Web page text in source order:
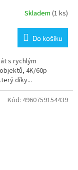
Skladem (1 ks)
Do košíku
s rychlým
4K/60p
díky...
Kód: 4960759154439